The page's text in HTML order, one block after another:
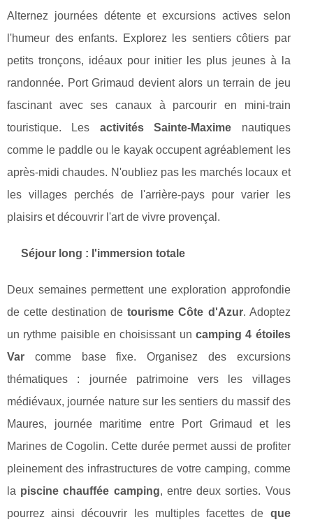
Alternez journées détente et excursions actives selon
l'humeur des enfants. Explorez les sentiers côtiers par
petits tronçons, idéaux pour initier les plus jeunes à la
randonnée. Port Grimaud devient alors un terrain de jeu
fascinant avec ses canaux à parcourir en mini-train
touristique. Les activités Sainte-Maxime nautiques
comme le paddle ou le kayak occupent agréablement les
après-midi chaudes. N'oubliez pas les marchés locaux et
les villages perchés de l'arrière-pays pour varier les
plaisirs et découvrir l'art de vivre provençal.
Séjour long : l'immersion totale
Deux semaines permettent une exploration approfondie
de cette destination detourisme Côte d'Azur. Adoptez
un rythme paisible en choisissant un camping 4 étoiles
Var comme base fixe. Organisez des excursions
thématiques : journée patrimoine vers les villages
médiévaux, journée nature sur les sentiers du massif des
Maures, journée maritime entre Port Grimaud et les
Marines de Cogolin. Cette durée permet aussi de profiter
pleinement des infrastructures de votre camping, comme
la piscine chauffée camping, entre deux sorties. Vous
pourrez ainsi découvrir les multiples facettes de que